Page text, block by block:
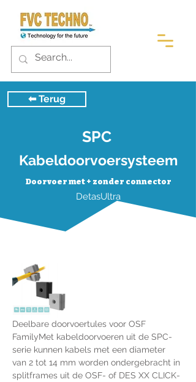
⬅︎ Terug
SPC
Kabeldoorvoersysteem
Doorvoer met + zonder connector
DetasUltra
Deelbare doorvoertules voor OSF
FamilyMet kabeldoorvoeren uit de SPC-
serie kunnen kabels met een diameter
van 2 tot 14 mm worden ondergebracht in
splitframes uit de OSF- of DES XX CLICK-